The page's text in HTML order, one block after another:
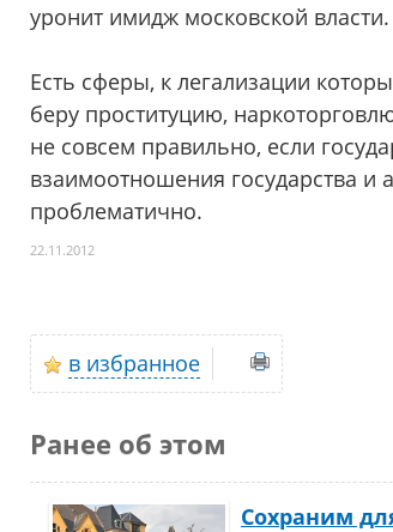
уронит имидж московской власти.
Есть сферы, к легализации
беру проституцию,
не совсем правильно, если
взаимоотношения государства и
проблематично.
22.11.2012
в избранное
Ранее об этом
Сохраним